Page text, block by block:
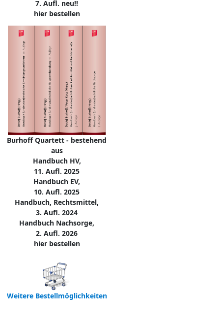
7. Aufl. neu!!
hier bestellen
Burhoff Quartett - bestehend
aus
Handbuch HV,
11. Aufl. 2025
Handbuch EV,
10. Aufl. 2025
Handbuch, Rechtsmittel,
3. Aufl. 2024
Handbuch Nachsorge,
2. Aufl. 2026
hier bestellen
Weitere Bestellmöglichkeiten